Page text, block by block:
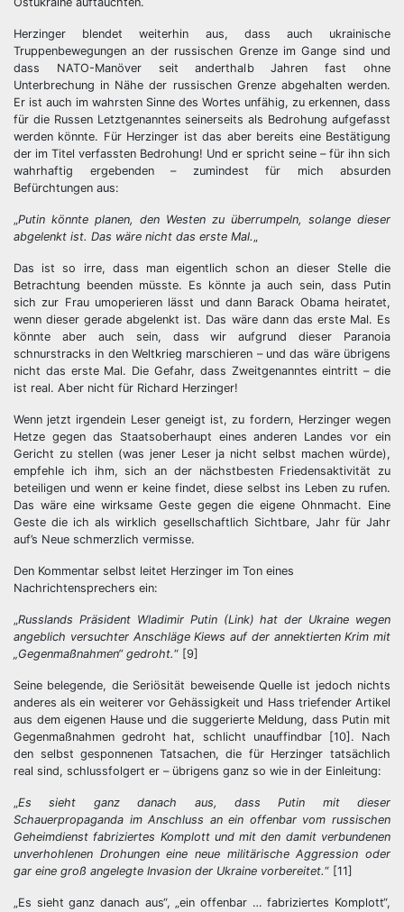
Herzinger blendet weiterhin aus, dass auch ukrainische
Truppenbewegungen an der russischen Grenze im Gange sind und
dass NATO-Manöver seit anderthalb Jahren fast ohne
Unterbrechung in Nähe der russischen Grenze abgehalten werden.
Er ist auch im wahrsten Sinne des Wortes unfähig, zu erkennen, dass
für die Russen Letztgenanntes seinerseits als Bedrohung aufgefasst
werden könnte. Für Herzinger ist das aber bereits eine Bestätigung
der im Titel verfassten Bedrohung! Und er spricht seine – für ihn sich
wahrhaftig ergebenden – zumindest für mich absurden
Befürchtungen aus:
„Putin könnte planen, den Westen zu überrumpeln, solange dieser
abgelenkt ist. Das wäre nicht das erste Mal. „
Das ist so irre, dass man eigentlich schon an dieser Stelle die
Betrachtung beenden müsste. Es könnte ja auch sein, dass Putin
sich zur Frau umoperieren lässt und dann Barack Obama heiratet,
wenn dieser gerade abgelenkt ist. Das wäre dann das erste Mal. Es
könnte aber auch sein, dass wir aufgrund dieser Paranoia
schnurstracks in den Weltkrieg marschieren – und das wäre übrigens
nicht das erste Mal. Die Gefahr, dass Zweitgenanntes eintritt – die
ist real. Aber nicht für Richard Herzinger!
Wenn jetzt irgendein Leser geneigt ist, zu fordern, Herzinger wegen
Hetze gegen das Staatsoberhaupt eines anderen Landes vor ein
Gericht zu stellen (was jener Leser ja nicht selbst machen würde),
empfehle ich ihm, sich an der nächstbesten Friedensaktivität zu
beteiligen und wenn er keine findet, diese selbst ins Leben zu rufen.
Das wäre eine wirksame Geste gegen die eigene Ohnmacht. Eine
Geste die ich als wirklich gesellschaftlich Sichtbare, Jahr für Jahr
auf’s Neue schmerzlich vermisse.
Den Kommentar selbst leitet Herzinger im Ton eines
Nachrichtensprechers ein:
„Russlands Präsident Wladimir Putin (Link) hat der Ukraine wegen
angeblich versuchter Anschläge Kiews auf der annektierten Krim mit
„Gegenmaßnahmen“ gedroht.“ [9]
Seine belegende, die Seriösität beweisende Quelle ist jedoch nichts
anderes als ein weiterer vor Gehässigkeit und Hass triefender Artikel
aus dem eigenen Hause und die suggerierte Meldung, dass Putin mit
Gegenmaßnahmen gedroht hat, schlicht unauffindbar [10]. Nach
den selbst gesponnenen Tatsachen, die für Herzinger tatsächlich
real sind, schlussfolgert er – übrigens ganz so wie in der Einleitung:
„Es sieht ganz danach aus, dass Putin mit dieser
Schauerpropaganda im Anschluss an ein offenbar vom russischen
Geheimdienst fabriziertes Komplott und mit den damit verbundenen
unverhohlenen Drohungen eine neue militärische Aggression oder
gar eine groß angelegte Invasion der Ukraine vorbereitet.“ [11]
„Es sieht ganz danach aus“, „ein offenbar … fabriziertes Komplott“,